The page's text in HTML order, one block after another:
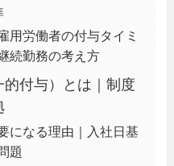
用労働者の付与タイミ
続勤務の考え方
付与）とは｜制度
になる理由｜入社日基
題